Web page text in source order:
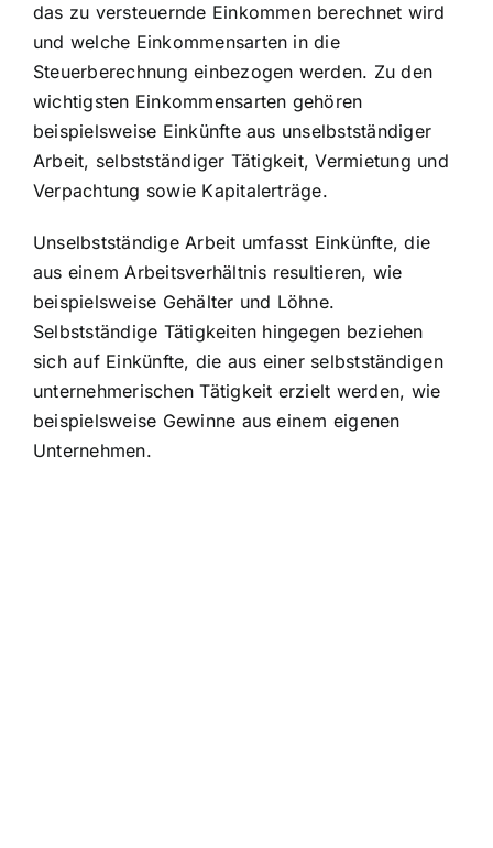
das zu versteuernde Einkommen berechnet wird
und welche Einkommensarten in die
Steuerberechnung einbezogen werden. Zu den
wichtigsten Einkommensarten gehören
beispielsweise Einkünfte aus unselbstständiger
Arbeit, selbstständiger Tätigkeit, Vermietung und
Verpachtung sowie Kapitalerträge.
Unselbstständige Arbeit umfasst Einkünfte, die
aus einem Arbeitsverhältnis resultieren, wie
beispielsweise Gehälter und Löhne.
Selbstständige Tätigkeiten hingegen beziehen
sich auf Einkünfte, die aus einer selbstständigen
unternehmerischen Tätigkeit erzielt werden, wie
beispielsweise Gewinne aus einem eigenen
Unternehmen.